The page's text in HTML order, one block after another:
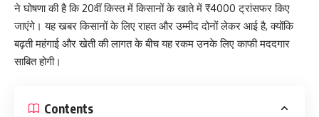
ने घोषणा की है कि 20वीं किस्त में किसानों के खाते में ₹4000 ट्रांसफर किए
जाएंगे। यह खबर किसानों के लिए राहत और उम्मीद दोनों लेकर आई है, क्योंकि
बढ़ती महंगाई और खेती की लागत के बीच यह रकम उनके लिए काफी मददगार
साबित होगी।
Contents